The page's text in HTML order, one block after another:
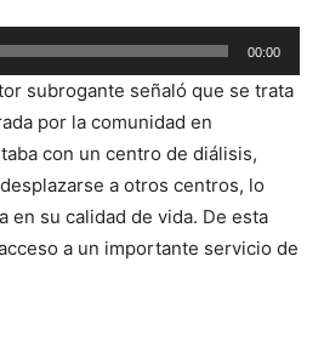
00:00
subrogante señaló que se trata
por la comunidad en
con un centro de diálisis,
a otros centros, lo
en su calidad de vida. De esta
a un importante servicio de